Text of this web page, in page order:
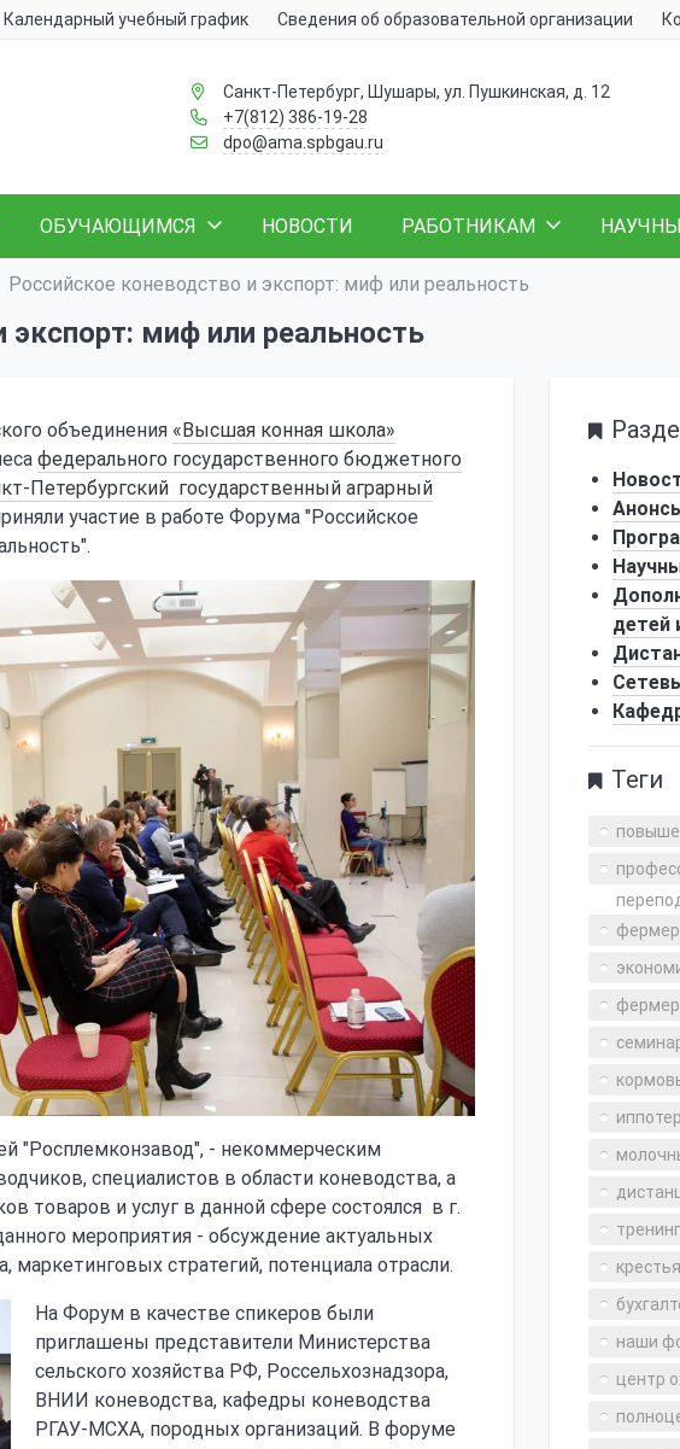
Календарный учебный график Сведения об образовательной организации
Санкт-Петербург, Шушары, ул. Пушкинская, д. 12
+7(812) 386-19-28
dpo@ama.spbgau.ru
ОБУЧАЮЩИМСЯ НОВОСТИ РАБОТНИКАМ
Российское коневодство и экспорт: миф или реальность
экспорт: миф или реальность
объединения «Высшая конная школа»
федерального государственного бюджетного
Петербургский государственный аграрный
участие в работе Форума "Российское
"Росплемконзавод", - некоммерческим
специалистов в области коневодства, а
товаров и услуг в данной сфере состоялся в г.
мероприятия - обсуждение актуальных
маркетинговых стратегий, потенциала отрасли.
На Форум в качестве спикеров были
приглашены представители Министерства
сельского хозяйства РФ, Россельхознадзора,
ВНИИ коневодства, кафедры коневодства
РГАУ-МСХА, породных организаций. В форуме
детей
Теги
фермер
наши
центр